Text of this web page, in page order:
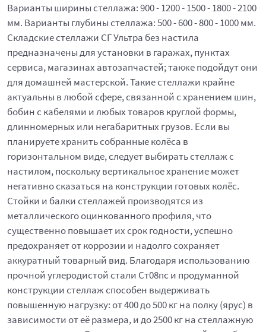
Варианты ширины стеллажа: 900 - 1200 - 1500 - 1800 - 2100
мм. Варианты глубины стеллажа: 500 - 600 - 800 - 1000 мм.
Складские стеллажи СГ Ультра без настила
предназначены для установки в гаражах, пунктах
сервиса, магазинах автозапчастей; также подойдут они
для домашней мастерской. Такие стеллажи крайне
актуальны в любой сфере, связанной с хранением шин,
бобин с кабелями и любых товаров круглой формы,
длинномерных или негабаритных грузов. Если вы
планируете хранить собранные колёса в
горизонтальном виде, следует выбирать стеллаж с
настилом, поскольку вертикальное хранение может
негативно сказаться на конструкции готовых колёс.
Стойки и балки стеллажей производятся из
металлического оцинкованного профиля, что
существенно повышает их срок годности, успешно
предохраняет от коррозии и надолго сохраняет
аккуратный товарный вид. Благодаря использованию
прочной углеродистой стали Ст08пс и продуманной
конструкции стеллаж способен выдерживать
повышенную нагрузку: от 400 до 500 кг на полку (ярус) в
зависимости от её размера, и до 2500 кг на стеллажную